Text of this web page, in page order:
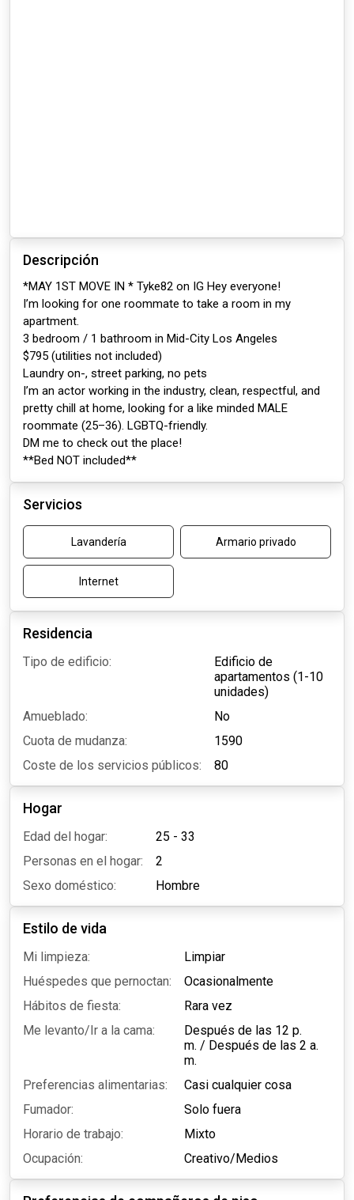
Descripción
*MAY 1ST MOVE IN * Tyke82 on IG Hey everyone!
I’m looking for one roommate to take a room in my
apartment.
3 bedroom / 1 bathroom in Mid-City Los Angeles
$795 (utilities not included)
Laundry on-, street parking, no pets
I’m an actor working in the industry, clean, respectful, and
pretty chill at home, looking for a like minded MALE
roommate (25–36). LGBTQ-friendly.
DM me to check out the place!
**Bed NOT included**
Servicios
Lavandería Armario privado
Internet
Residencia
Tipo de edificio:
Edificio de
apartamentos (1-10
unidades)
Amueblado:
No
Cuota de mudanza:
1590
Coste de los servicios públicos:
80
Hogar
Edad del hogar:
25 - 33
Personas en el hogar:
2
Sexo doméstico:
Hombre
Estilo de vida
Mi limpieza:
Limpiar
Huéspedes que pernoctan:
Ocasionalmente
Hábitos de fiesta:
Rara vez
Me levanto/Ir a la cama:
Después de las 12 p.
m. / Después de las 2 a.
m.
Preferencias alimentarias:
Casi cualquier cosa
Fumador:
Solo fuera
Horario de trabajo:
Mixto
Ocupación:
Creativo/Medios